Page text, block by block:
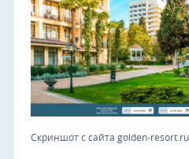
Скриншот с сайта golden-resort.ru